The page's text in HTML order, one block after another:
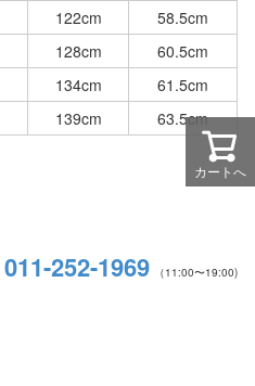
122cm
58.5cm
128cm
60.5cm
134cm
61.5cm
139cm 63.5cm
011-252-1969 （11:00〜19:00)
カートへ